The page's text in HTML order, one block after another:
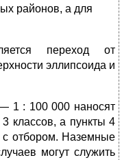
районов, а для
переход от
эллипсоида и
1 : 100 000 наносят
классов, а пункты 4
с отбором. Наземные
могут служить